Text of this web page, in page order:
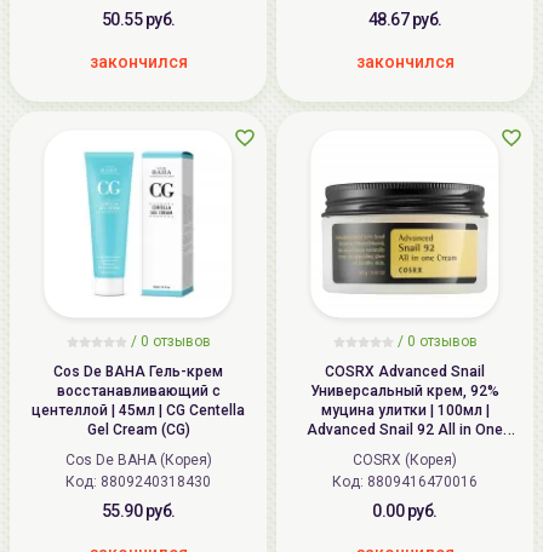
50.55 руб.
закончился
48.67 руб.
закончился
/ 0 отзывов
Cos De BAHA Гель-крем
восстанавливающий с
центеллой | 45мл | CG Centella
Gel Cream (CG)
Cos De BAHA (Корея)
Код: 8809240318430
55.90 руб.
/ 0 отзывов
COSRX Advanced Snail
Универсальный крем, 92%
муцина улитки | 100мл |
Advanced Snail 92 All in One
Cream
COSRX (Корея)
Код: 8809416470016
0.00 руб.